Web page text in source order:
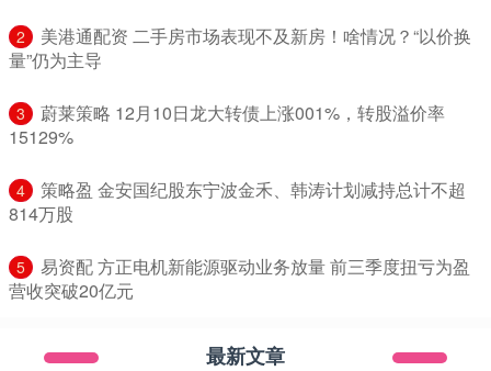
2
​美港通配资 二手房市场表现不及新房！啥情况？“以价换
量”仍为主导
3
​蔚莱策略 12月10日龙大转债上涨001%，转股溢价率
15129%
4
​策略盈 金安国纪股东宁波金禾、韩涛计划减持总计不超
814万股
5
​易资配 方正电机新能源驱动业务放量 前三季度扭亏为盈
营收突破20亿元
最新文章